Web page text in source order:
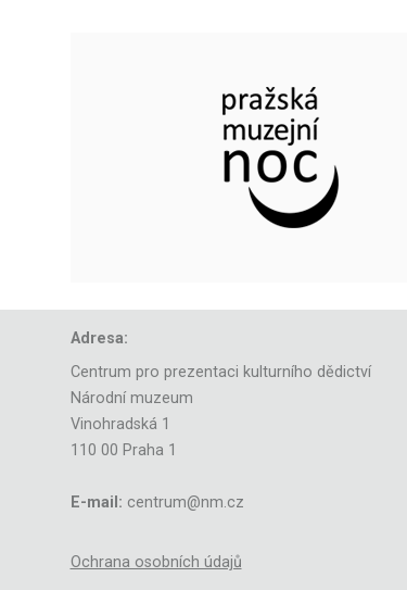
Adresa:
Centrum pro prezentaci kulturního dědictví
Národní muzeum
Vinohradská 1
110 00 Praha 1
E-mail: centrum@nm.cz
Ochrana osobních údajů